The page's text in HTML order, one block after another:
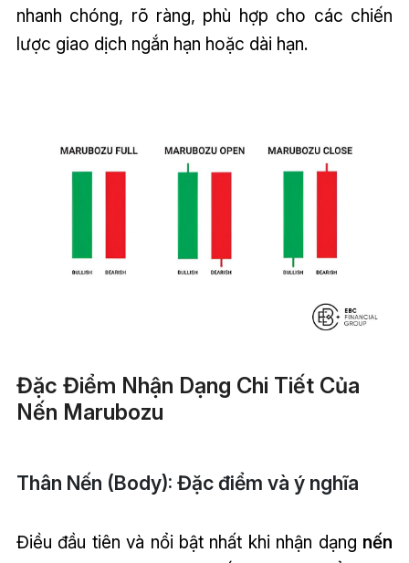
nhanh chóng, rõ ràng, phù hợp cho các chiến
lược giao dịch ngắn hạn hoặc dài hạn.
Đặc Điểm Nhận Dạng Chi Tiết Của
Nến Marubozu
Thân Nến (Body): Đặc điểm và ý nghĩa
Điều đầu tiên và nổi bật nhất khi nhận dạng nến